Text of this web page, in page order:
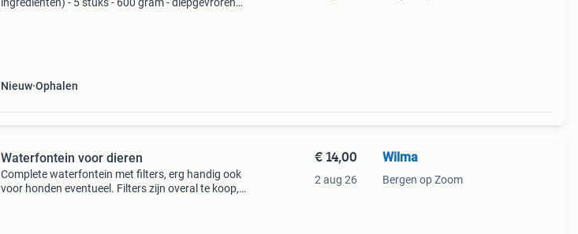
Nieuw Ophalen
Waterfontein voor dieren
Complete waterfontein met filters, erg handig ook
voor honden eventueel. Filters zijn overal te koop,
€ 14,00
2 aug 26
Wilma
Bergen op Zoom